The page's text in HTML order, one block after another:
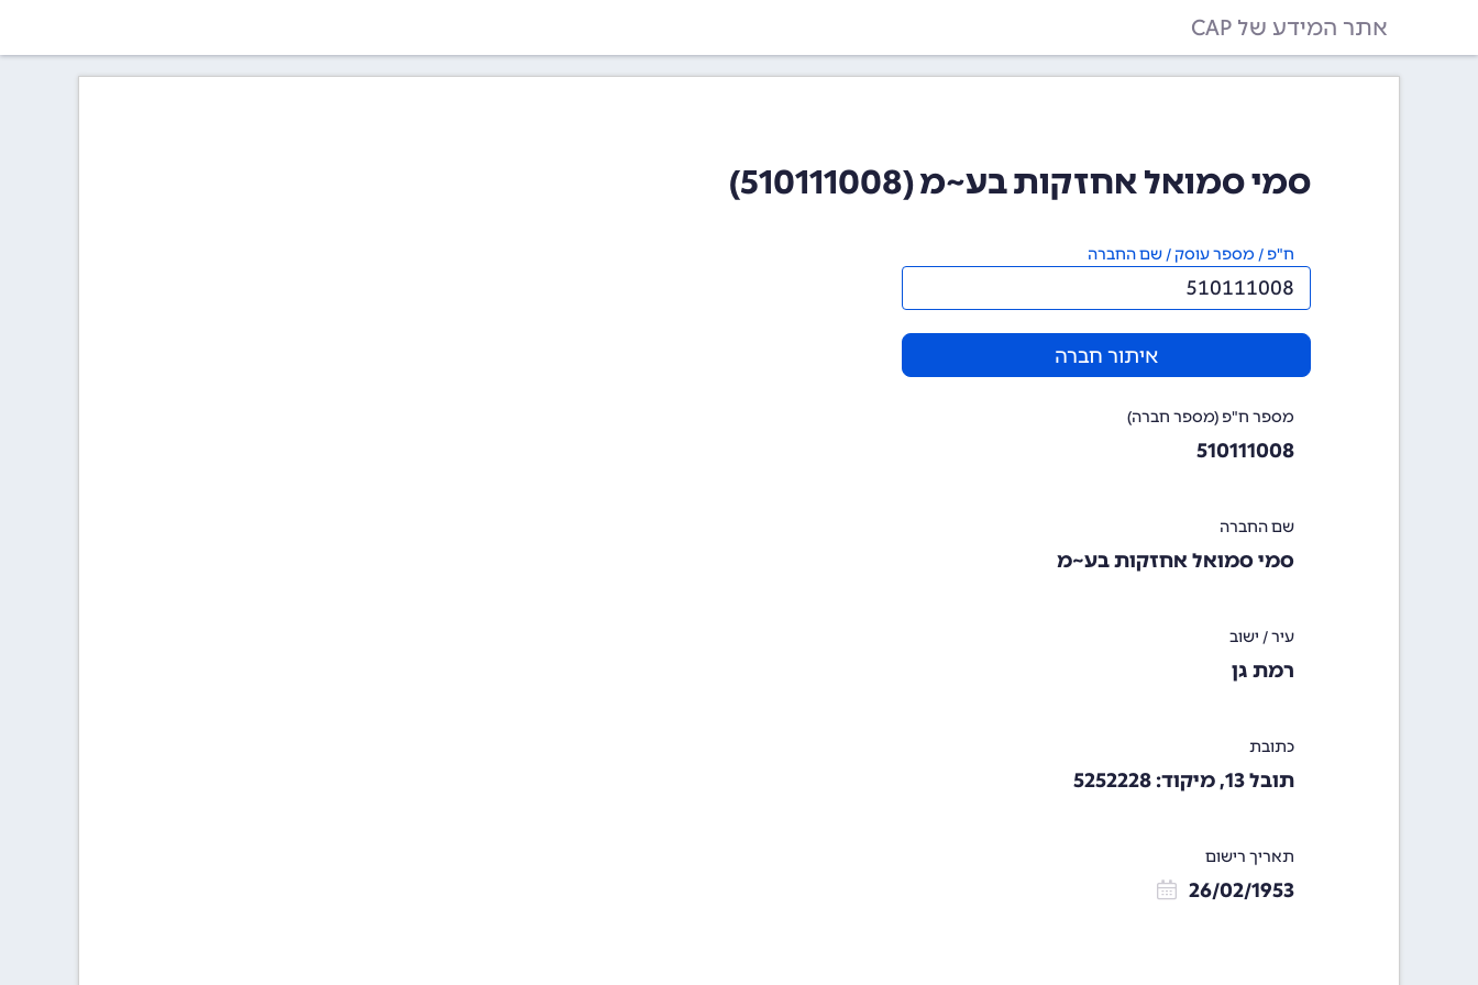
אתר המידע של CAP
סמי סמואל אחזקות בע~מ (510111008)
ח"פ / מספר עוסק / שם החברה
איתור חברה
מספר ח"פ (מספר חברה)
510111008
שם החברה
סמי סמואל אחזקות בע~מ
עיר / ישוב
רמת גן
כתובת
תובל 13, מיקוד: 5252228
תאריך רישום
26/02/1953